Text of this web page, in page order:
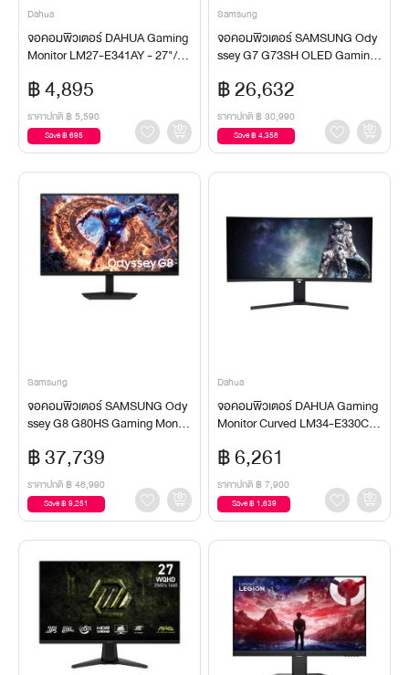
Dahua
จอคอมพิวเตอร์ DAHUA Gaming
Monitor LM27-E341AY - 27"/IP
฿ 4,895
ราคาปกติ ฿ 5,590
Save ฿ 695
Samsung
จอคอมพิวเตอร์ SAMSUNG Ody
ssey G7 G73SH OLED Gaming
2"/OLED/4K
฿ 26,632
ราคาปกติ ฿ 30,990
Save ฿ 4,358
Samsung
จอคอมพิวเตอร์ SAMSUNG Ody
ssey G8 G80HS Gaming Monito
6K,3K
฿ 37,739
ราคาปกติ ฿ 46,990
Save ฿ 9,251
Dahua
จอคอมพิวเตอร์ DAHUA Gaming
Monitor Curved LM34-E330CA
฿ 6,261
ราคาปกติ ฿ 7,900
Save ฿ 1,639